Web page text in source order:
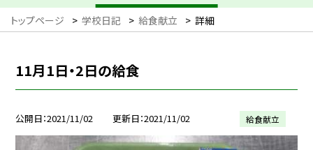
トップページ > 学校日記 > 給食献立 > 詳細
11月1日・2日の給食
公開日 2021/11/02 更新日 2021/11/02 給食献立